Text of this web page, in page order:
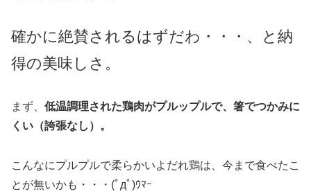
確かに絶賛されるはずだわ・・・、と納
得の美味しさ。
まず、 低温調理された鶏肉がプルップルで、箸でつかみに
くい（誇張なし）。
こんなにプルプルで柔らかいよだれ鶏は、今まで食べたこ
とが無いかも・・・(ﾟдﾟ)ｳﾏｰ